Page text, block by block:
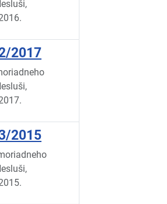
2017
2015